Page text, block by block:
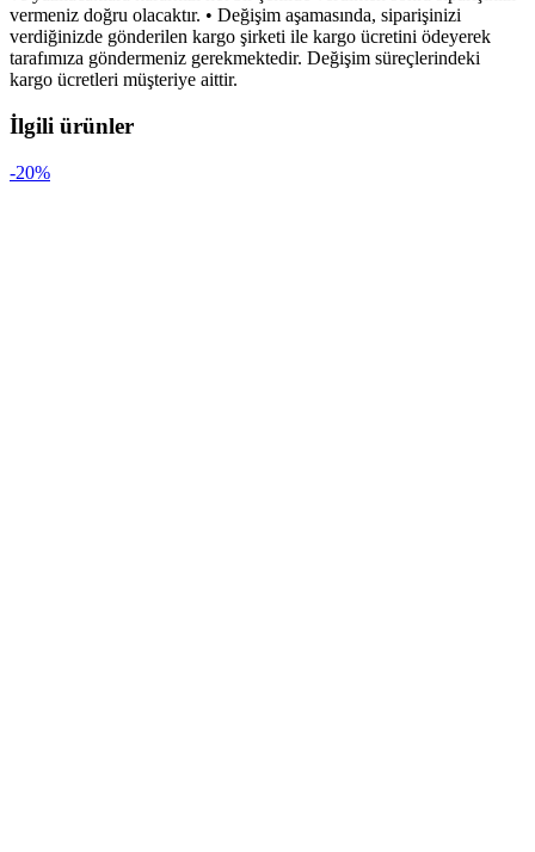
vermeniz doğru olacaktır. • Değişim aşamasında, siparişinizi
verdiğinizde gönderilen kargo şirketi ile kargo ücretini ödeyerek
tarafımıza göndermeniz gerekmektedir. Değişim süreçlerindeki
kargo ücretleri müşteriye aittir.
İlgili ürünler
-20%